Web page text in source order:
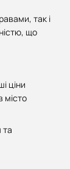
так і
що
ціни
місто
та